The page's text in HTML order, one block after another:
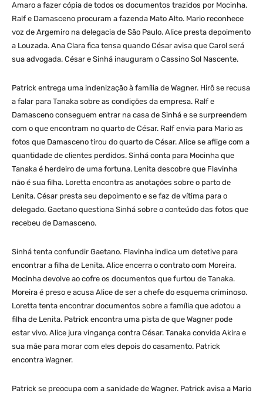
Amaro a fazer cópia de todos os documentos trazidos por Mocinha.
Ralf e Damasceno procuram a fazenda Mato Alto. Mario reconhece
voz de Argemiro na delegacia de São Paulo. Alice presta depoimento
a Louzada. Ana Clara fica tensa quando César avisa que Carol será
sua advogada. César e Sinhá inauguram o Cassino Sol Nascente.
Patrick entrega uma indenização à família de Wagner. Hirô se recusa
a falar para Tanaka sobre as condições da empresa. Ralf e
Damasceno conseguem entrar na casa de Sinhá e se surpreendem
com o que encontram no quarto de César. Ralf envia para Mario as
fotos que Damasceno tirou do quarto de César. Alice se aflige com a
quantidade de clientes perdidos. Sinhá conta para Mocinha que
Tanaka é herdeiro de uma fortuna. Lenita descobre que Flavinha
não é sua filha. Loretta encontra as anotações sobre o parto de
Lenita. César presta seu depoimento e se faz de vítima para o
delegado. Gaetano questiona Sinhá sobre o conteúdo das fotos que
recebeu de Damasceno.
Sinhá tenta confundir Gaetano. Flavinha indica um detetive para
encontrar a filha de Lenita. Alice encerra o contrato com Moreira.
Mocinha devolve ao cofre os documentos que furtou de Tanaka.
Moreira é preso e acusa Alice de ser a chefe do esquema criminoso.
Loretta tenta encontrar documentos sobre a família que adotou a
filha de Lenita. Patrick encontra uma pista de que Wagner pode
estar vivo. Alice jura vingança contra César. Tanaka convida Akira e
sua mãe para morar com eles depois do casamento. Patrick
encontra Wagner.
Patrick se preocupa com a sanidade de Wagner. Patrick avisa a Mario